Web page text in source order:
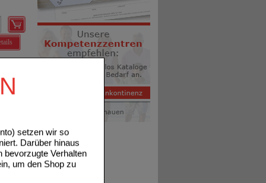
setzen wir so
Darüber hinaus
bevorzugte Verhalten
um den Shop zu